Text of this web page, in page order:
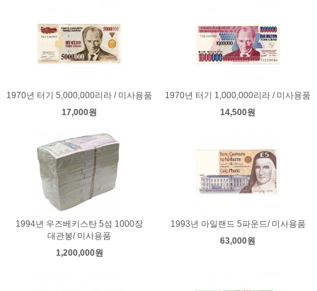
1970년 터기 5,000,000리라 / 미사용품
17,000원
1970년 터기 1,000,000리라 / 미사용품
14,500원
1994년 우즈베키스탄 5섬 1000장
대관봉/ 미사용품
1,200,000원
1993년 아일랜드 5파운드/ 미사용품
63,000원